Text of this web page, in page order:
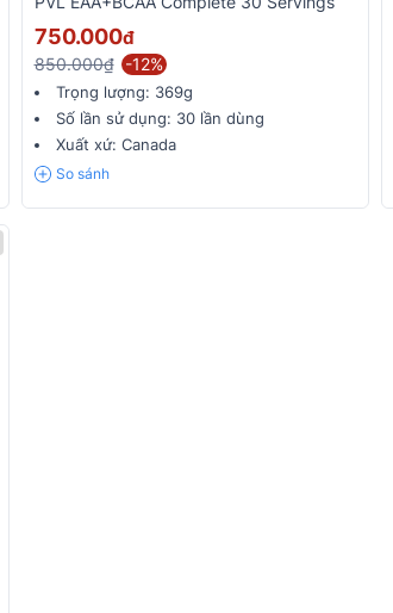
750.000đ
850.000₫ -12%
Trọng lượng: 369g
Số lần sử dụng: 30 lần dùng
Xuất xứ: Canada
So sánh